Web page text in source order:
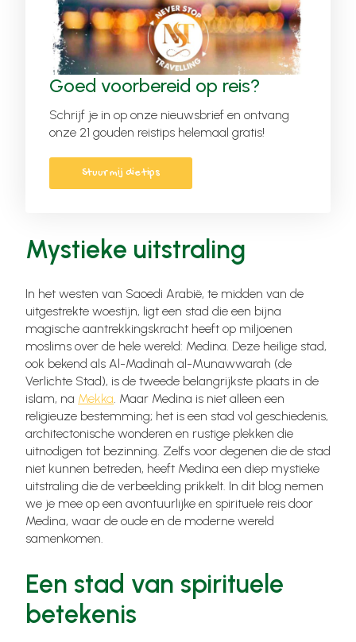
Goed voorbereid op reis?
Schrijf je in op onze nieuwsbrief en ontvang
onze 21 gouden reistips helemaal gratis!
Stuur mij die tips
Mystieke uitstraling
In het westen van Saoedi Arabië, te midden van de
uitgestrekte woestijn, ligt een stad die een bijna
magische aantrekkingskracht heeft op miljoenen
moslims over de hele wereld: Medina. Deze heilige stad,
ook bekend als Al-Madinah al-Munawwarah (de
Verlichte Stad), is de tweede belangrijkste plaats in de
islam, na Mekka. Maar Medina is niet alleen een
religieuze bestemming; het is een stad vol geschiedenis,
architectonische wonderen en rustige plekken die
uitnodigen tot bezinning. Zelfs voor degenen die de stad
niet kunnen betreden, heeft Medina een diep mystieke
uitstraling die de verbeelding prikkelt. In dit blog nemen
we je mee op een avontuurlijke en spirituele reis door
Medina, waar de oude en de moderne wereld
samenkomen.
Een stad van spirituele
betekenis